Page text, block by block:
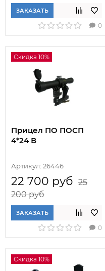
ЗАКАЗАТЬ
0
Скидка 10%
Прицел ПО ПОСП
4*24 В
Артикул: 26446
22 700 руб 25
200 руб
ЗАКАЗАТЬ
0
Скидка 10%